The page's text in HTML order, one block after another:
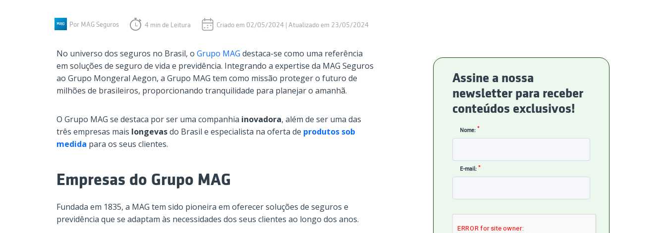
Por MAG Seguros 4 min de Leitura Criado em 02/05/2024 | Atualizado em 23/05/2024
No universo dos seguros no Brasil, o Grupo MAG destaca-se como uma referência
em soluções de seguro de vida e previdência. Integrando a expertise da MAG Seguros
ao Grupo Mongeral Aegon, a Grupo MAG tem como missão proteger o futuro de
milhões de brasileiros, proporcionando tranquilidade para planejar o amanhã.
O Grupo MAG se destaca por ser uma​ companhia inovadora, além de ser uma​ das
três empresas mais longevasdo Brasil e especialista na oferta de produtos sob
medida para os seus clientes.
Empresas do Grupo MAG
Fundada em 1835, a MAG tem sido pioneira em oferecer soluções de seguros e
previdência que se adaptam às necessidades dos seus clientes ao longo dos anos.
Assine a nossa
newsletter para receber
conteúdos exclusivos!
Nome: *
E-mail: *